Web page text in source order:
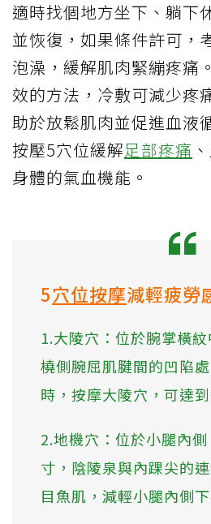
適時找個地方坐下、躺下
並恢復，如果條件許可，
泡澡，緩解肌肉緊繃疼痛
效的方法，冷敷可減少疼
助於放鬆肌肉並促進血液
按壓5穴位緩解足部疼痛
身體的氣血機能。
5穴位按摩減輕疲勞
1.大陵穴：位於腕掌橫
橈側腕屈肌腱間的凹陷
時，按摩大陵穴，可達
2.地機穴：位於小腿內
寸，陰陵泉與內踝尖的
目魚肌，減輕小腿內側